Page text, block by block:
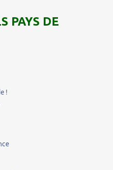
PAYS DE
!